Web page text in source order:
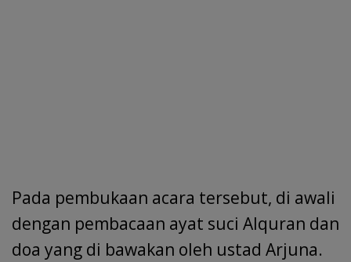
Pada pembukaan acara tersebut, di awali
dengan pembacaan ayat suci Alquran dan
doa yang di bawakan oleh ustad Arjuna.